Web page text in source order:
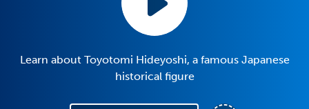
Learn about Toyotomi Hideyoshi, a famous Japanese
historical figure